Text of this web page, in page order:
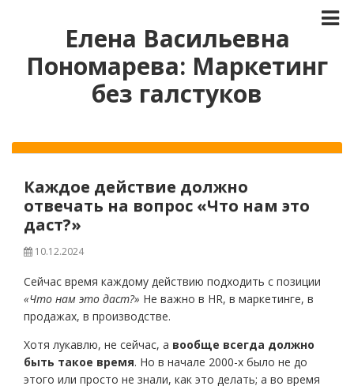
Елена Васильевна
Пономарева: Маркетинг
без галстуков
Каждое действие должно
отвечать на вопрос «Что нам это
даст?»
10.12.2024
Сейчас время каждому действию подходить с позиции
«Что нам это даст?» Не важно в HR, в маркетинге, в
продажах, в производстве.
Хотя лукавлю, не сейчас, а вообще всегда должно
быть такое время. Но в начале 2000-х было не до
этого или просто не знали, как это делать; а во время